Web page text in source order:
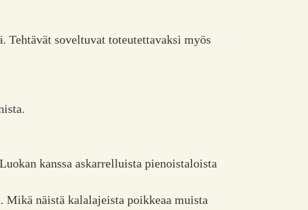
soveltuvat toteutettavaksi myös
kanssa askarrelluista pienoistaloista
näistä kalalajeista poikkeaa muista